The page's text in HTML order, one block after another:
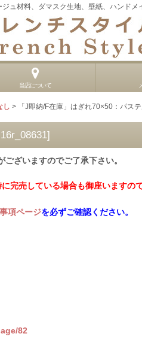
ュ材料、ダマスク生地、壁紙、ハンド
当店について
し > 「J即納/F在庫」はぎれ70×50：パステ
]
ざいますのでご了承下さい。
完売している場合も御座いますの
項ページを必ずご確認ください。
82